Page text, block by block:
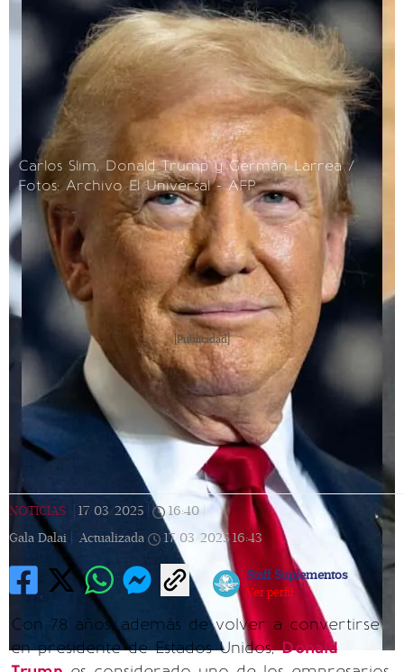
Carlos Slim, Donald Trump y Germán Larrea /
Fotos: Archivo El Universal - AFP
[Publicidad]
NOTICIAS 17/03/2025 16:40
Gala Dalai |
Actualizada 17/03/2025 16:43
Staff Suplementos
Ver perfil
Con 78 años, además de volver a convertirse
en presidente de Estados Unidos,Donald